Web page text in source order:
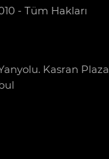
- Tüm Hakları
Kasran Plaza